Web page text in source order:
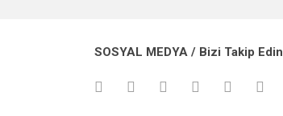
SOSYAL MEDYA / Bizi Takip Edin